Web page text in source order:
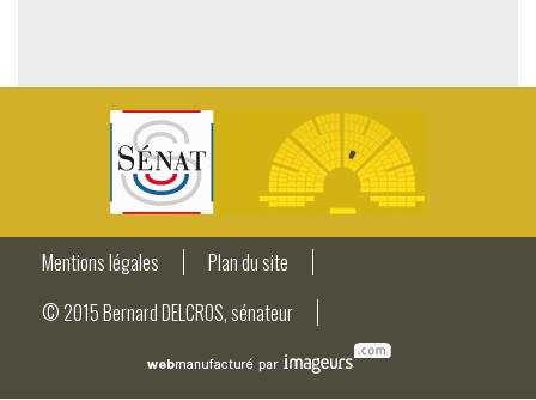
Mentions légales
Plan du site
© 2015 Bernard DELCROS, sénateur